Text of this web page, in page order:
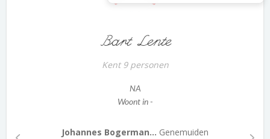
Bart Lente
Kent 9 personen
NA
Woont in -
Johannes Bogerman... Genemuiden